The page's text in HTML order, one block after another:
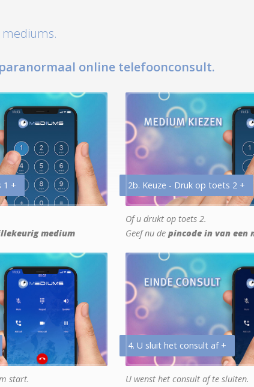
online telefoonconsult.
1 +
medium
2b. Keuze - Druk op toets 2 +
Of u drukt op toets 2.
Geef nu de pincode in van een
start.
4. U sluit het consult af +
U wenst het consult af te sluiten.